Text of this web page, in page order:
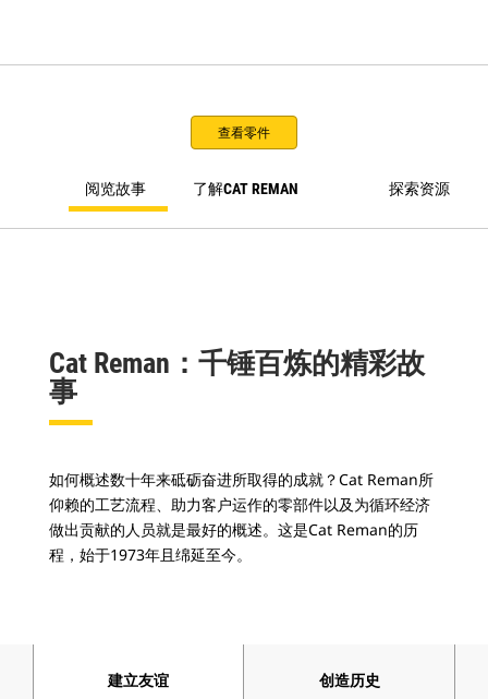
查看零件
阅览故事 了解CAT REMAN 探索资源
Cat Reman：千锤百炼的精彩故
事
如何概述数十年来砥砺奋进所取得的成就？Cat Reman所
仰赖的工艺流程、助力客户运作的零部件以及为循环经济
做出贡献的人员就是最好的概述。这是Cat Reman的历
程，始于1973年且绵延至今。
建立友谊 创造历史